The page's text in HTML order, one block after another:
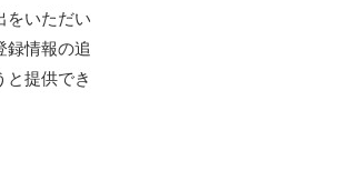
をいただい
録情報の追
と提供でき